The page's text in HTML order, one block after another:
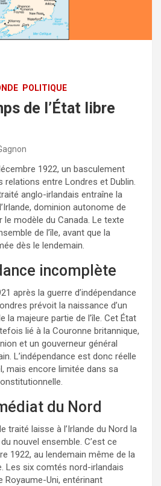
POLITIQUE
de l’État libre
1922, un basculement
relations entre Londres et Dublin.
anglo-irlandais entraîne la
dominion autonome de
le modèle du Canada. Le texte
de l’île, avant que la
dès le lendemain.
incomplète
après la guerre d’indépendance
prévoit la naissance d’un
la majeure partie de l’île. Cet État
lié à la Couronne britannique,
et un gouverneur général
L’indépendance est donc réelle
mais encore limitée dans sa
du Nord
traité laisse à l’Irlande du Nord la
nouvel ensemble. C’est ce
1922, au lendemain même de la
Les six comtés nord-irlandais
Royaume-Uni, entérinant